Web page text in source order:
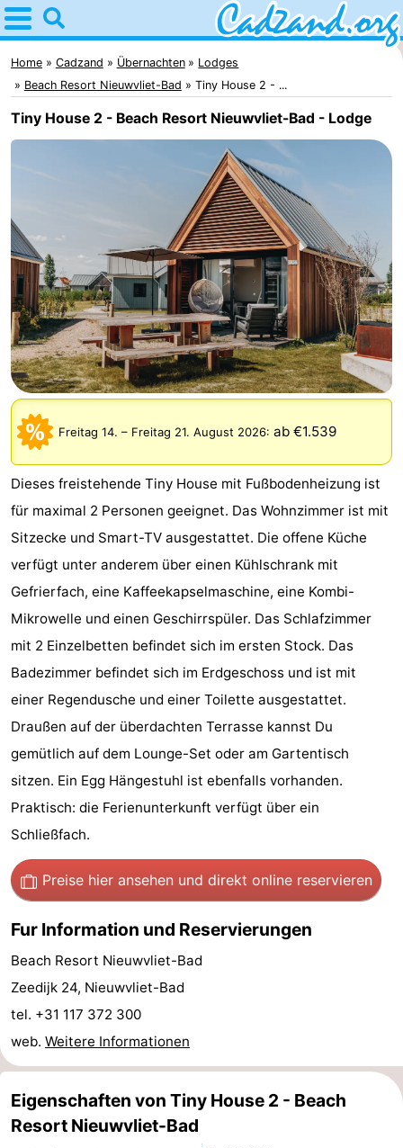
Home
Cadzand
Tipps
Für
Appartements
Campingplätze
Ferienhäuser
-
Bad
Meersee
-
Beach
Resort
Nieuwvliet-
Bad
-
De
Meulinge
-
EuroParcs
Cadzand
-
Hoogduin
-
Noordzee
Résidence
Cadzand-
Bad
-
Resort
Nieuwvliet-
Bad
-
Schoneveld
-
Strand
Resort
Nieuwvliet-
Bad
-
Waterdunen
-
Zonneweelde
-
Zwinhoeve
Hotels
Lastminutes
Sehen
&
tun
-
Museen
Denkmäler
-
Mühlen
Home Cadzand Übernachten
Lodges
Beach Resort Nieuwvliet-Bad
Tiny House 2 - ...
Tiny House 2 - Beach Resort Nieuwvliet-Bad - Lodge
Freitag 14. – Freitag 21. August 2026: ab €1.539
Dieses freistehende Tiny House mit Fußbodenheizung ist
für maximal 2 Personen geeignet. Das Wohnzimmer ist mit
Sitzecke und Smart-TV ausgestattet. Die offene Küche
verfügt unter anderem über einen Kühlschrank mit
Gefrierfach, eine Kaffeekapselmaschine, eine Kombi-
Mikrowelle und einen Geschirrspüler. Das Schlafzimmer
mit 2 Einzelbetten befindet sich im ersten Stock. Das
Badezimmer befindet sich im Erdgeschoss und ist mit
einer Regendusche und einer Toilette ausgestattet.
Draußen auf der überdachten Terrasse kannst Du
gemütlich auf dem Lounge-Set oder am Gartentisch
sitzen. Ein Egg Hängestuhl ist ebenfalls vorhanden.
Praktisch: die Ferienunterkunft verfügt über ein
Schließfach.
Preise hier ansehen und direkt online reservieren
Fur Information und Reservierungen
Beach Resort Nieuwvliet-Bad
Zeedijk 24, Nieuwvliet-Bad
tel. +31 117 372 300
web. Weitere Informationen
Eigenschaften von Tiny House 2 - Beach
Resort Nieuwvliet-Bad